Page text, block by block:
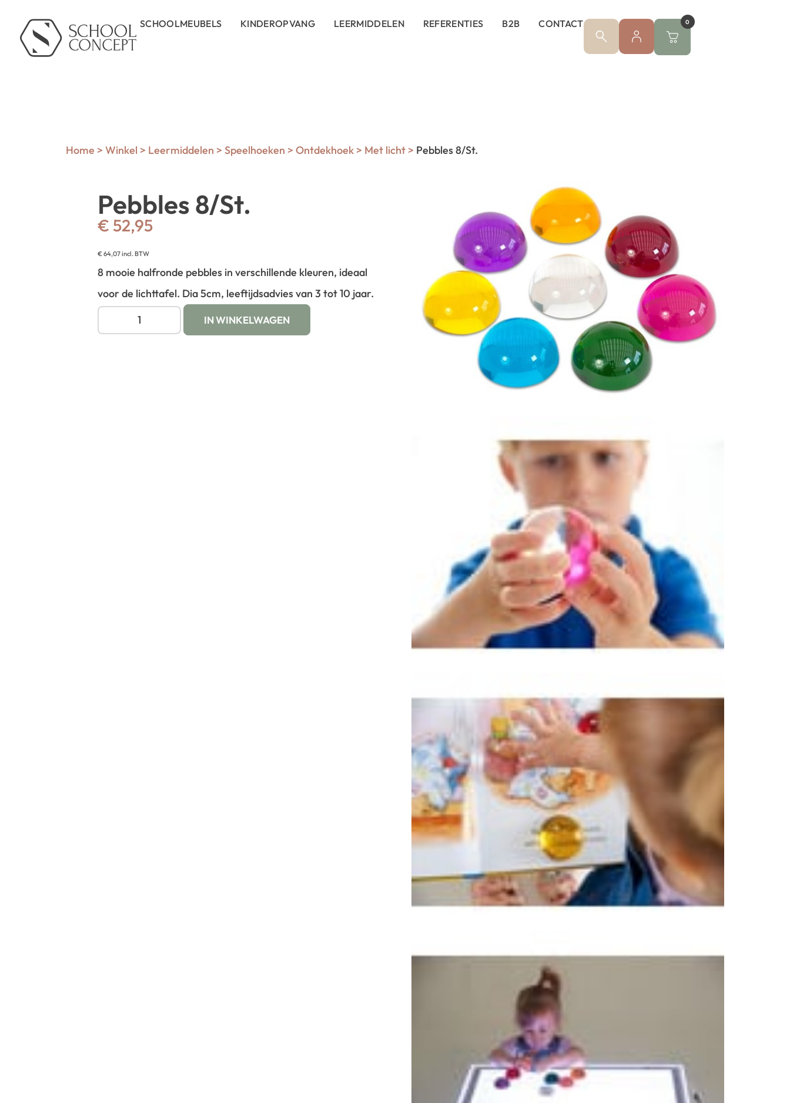
SCHOOLMEUBELS KINDEROPVANG LEERMIDDELEN REFERENTIES B2B CONTACT 0
Home > Winkel > Leermiddelen > Speelhoeken > Ontdekhoek > Met licht > Pebbles 8/St.
Pebbles 8/St.
€ 52,95
€64,07incl. BTW
8 mooie halfronde pebbles in verschillende kleuren, ideaal
voor de lichttafel. Dia 5cm, leeftijdsadvies van 3 tot 10 jaar.
IN WINKELWAGEN